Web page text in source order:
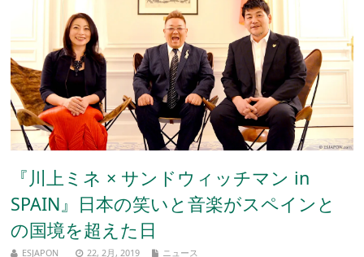
『川上ミネ × サンドウィッチマン in
SPAIN』日本の笑いと音楽がスペインと
の国境を超えた日
ESJAPON 22, 2月, 2019 ニュース